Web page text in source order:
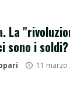
La
sono i soldi?
11 marzo